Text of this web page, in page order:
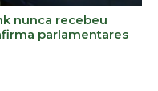
nunca recebeu
parlamentares